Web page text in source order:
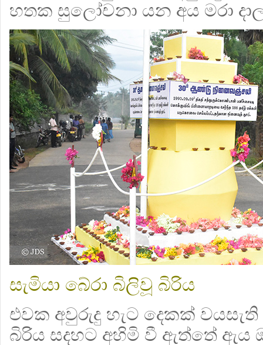
හතක සුලෝචනා යන අය මරා
සැමියා බේරා බිලිවූ බිරිය
එවක අවුරුදු හැට දෙකක්
බිරිය සදහට අහිමි වී ඇත්තේ ඇය